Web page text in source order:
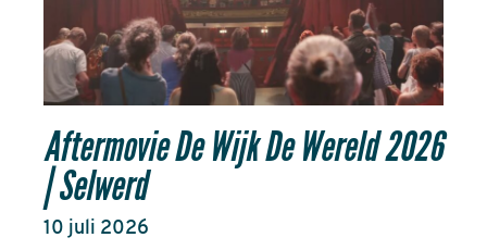
Aftermovie De Wijk De Wereld 2026
| Selwerd
10 juli 2026